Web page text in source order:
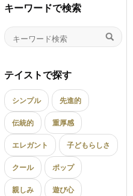
キーワードで検索
テイストで探す
シンプル 先進的
伝統的 重厚感
エレガント 子どもらしさ
クール ポップ
親しみ 遊び心